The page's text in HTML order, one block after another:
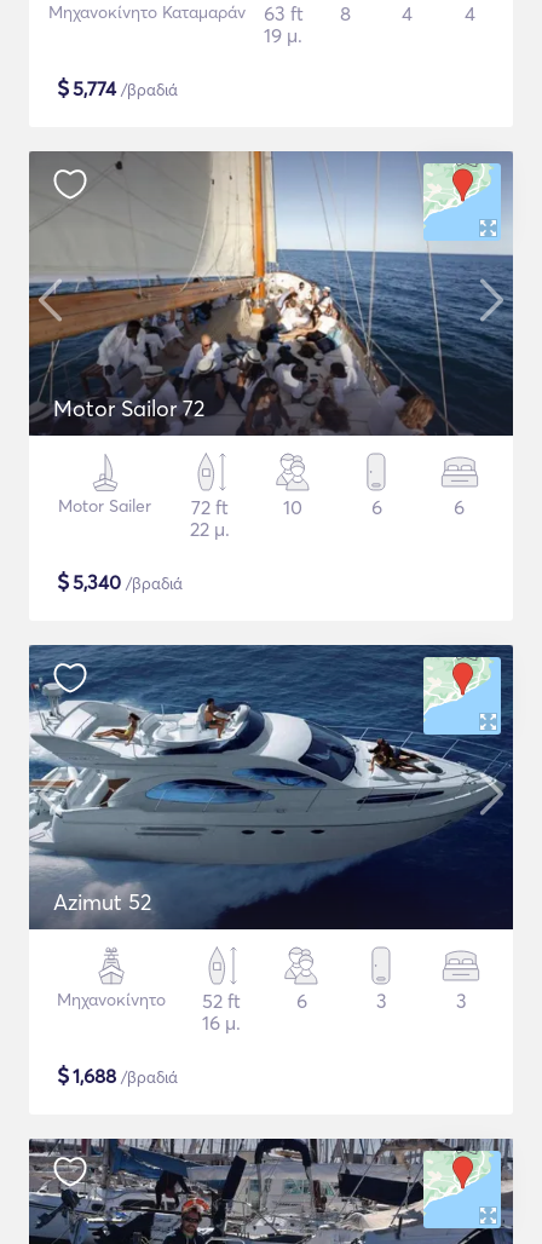
Μηχανοκίνητο Καταμαράν
63 ft
19 μ.
8 4 4
$5,774/βραδιά
Motor Sailor 72
Motor Sailer
72 ft
22 μ.
10 6 6
$5,340 /βραδιά
Azimut 52
Μηχανοκίνητο
52 ft
16 μ.
6 3 3
$1,688 /βραδιά